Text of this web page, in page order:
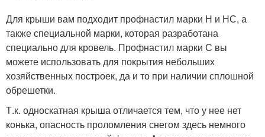
Для крыши вам подходит профнастил марки Н и НС, а
также специальной марки, которая разработана
специально для кровель. Профнастил марки С вы
можете использовать для покрытия небольших
хозяйственных построек, да и то при наличии сплошной
обрешетки.
Т.к. односкатная крыша отличается тем, что у нее нет
конька, опасность проломления снегом здесь немного